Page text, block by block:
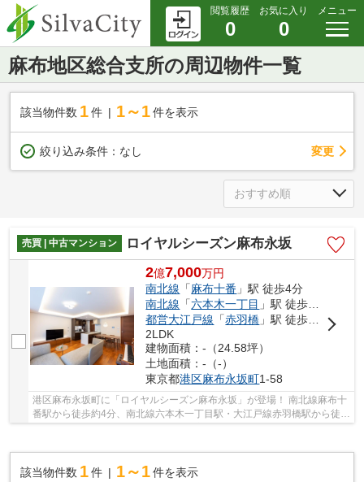
閲覧履歴
0
お気に入り
0
メニュー
麻布地区総合支所の周辺物件一覧
該当物件数 1件 1～1 件を表示
絞り込み条件： なし 変更
売買 | 中古マンション ロイヤルシーズン麻布永坂
2億7,000万円
南北線 「麻布十番 」駅 徒歩4分
南北線 「六本木一丁目 」駅 徒歩10分
都営大江戸線 「赤羽橋 」駅 徒歩10分
2LDK
建物面積：-（24.58坪）
土地面積：-（-）
東京都港区麻布永坂町1-58
港区麻布永坂町に「ロイヤルシーズン麻布永坂」が登場！ 南北線麻布十
番駅から徒歩約4分、南北線六本木一丁目駅・大江戸線赤羽橋駅から徒歩
該当物件数 1件 1～1 件を表示